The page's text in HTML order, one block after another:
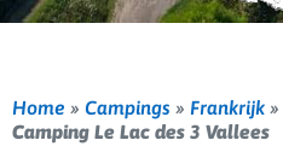
Home » Campings » Frankrijk »
Camping Le Lac des 3 Vallees